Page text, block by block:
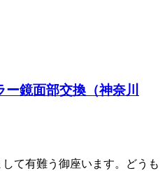
鏡面部交換（神奈川
て有難う御座います。どうも